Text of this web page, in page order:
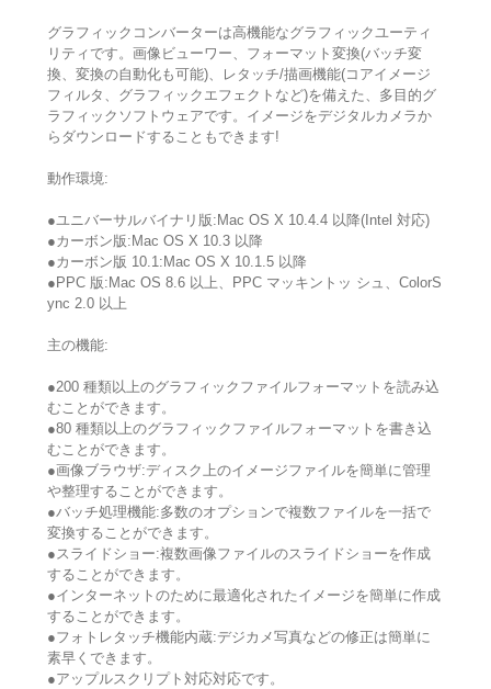
グラフィックコンバーターは高機能なグラフィックユーティ
リティです。画像ビューワー、フォーマット変換(バッチ変
換、変換の自動化も可能)、レタッチ/描画機能(コアイメージ
フィルタ、グラフィックエフェクトなど)を備えた、多目的グ
ラフィックソフトウェアです。イメージをデジタルカメラか
らダウンロードすることもできます!
動作環境:
●ユニバーサルバイナリ版:Mac OS X 10.4.4 以降(Intel 対応)
●カーボン版:Mac OS X 10.3 以降
●カーボン版 10.1:Mac OS X 10.1.5 以降
●PPC 版:Mac OS 8.6 以上、PPC マッキントッ シュ、ColorS
ync 2.0 以上
主の機能:
●200 種類以上のグラフィックファイルフォーマットを読み込
むことができます。
●80 種類以上のグラフィックファイルフォーマットを書き込
むことができます。
●画像ブラウザ:ディスク上のイメージファイルを簡単に管理
や整理することができます。
●バッチ処理機能:多数のオプションで複数ファイルを一括で
変換することができます。
●スライドショー:複数画像ファイルのスライドショーを作成
することができます。
●インターネットのために最適化されたイメージを簡単に作成
することができます。
●フォトレタッチ機能内蔵:デジカメ写真などの修正は簡単に
素早くできます。
●アップルスクリプト対応対応です。